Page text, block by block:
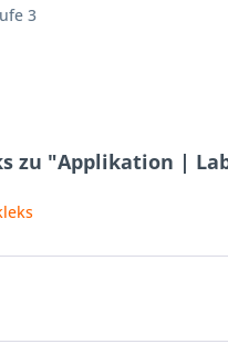
3
zu "Applikation |